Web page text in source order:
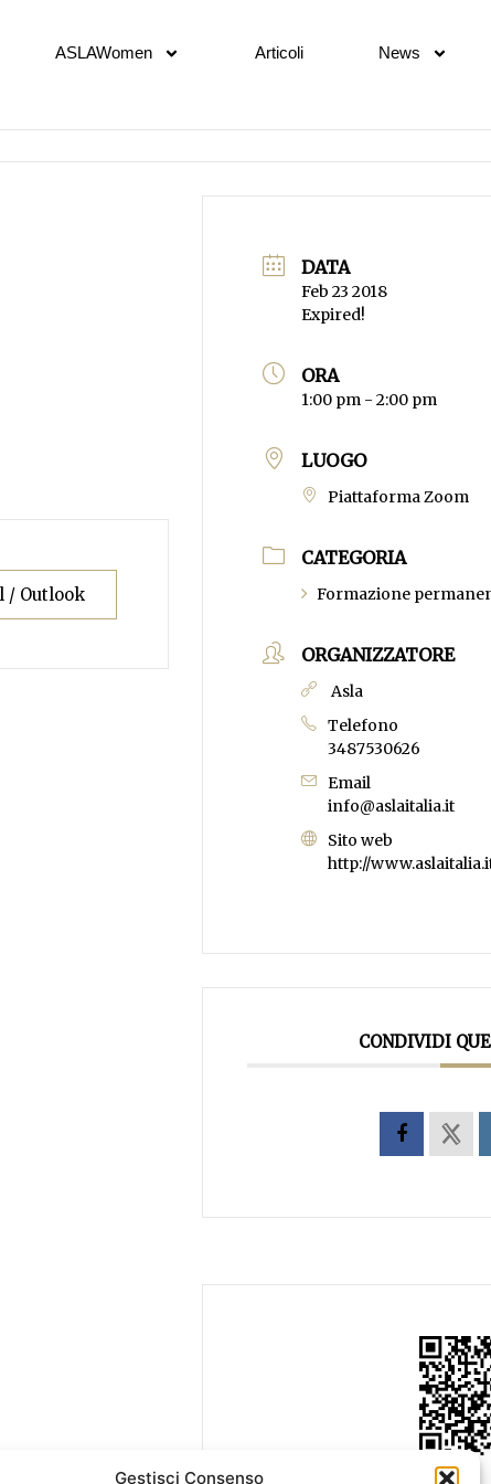
Gestisci Consenso
ASLAWomen Articoli News
/ Outlook
DATA
Feb 23 2018
Expired!
ORA
1:00 pm - 2:00 pm
LUOGO
Piattaforma Zoom
CATEGORIA
Formazione
ORGANIZZATORE
Asla
Telefono
3487530626
Email
info@aslaitalia.it
Sito web
http://
CONDIVIDI